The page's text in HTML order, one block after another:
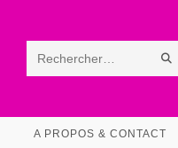
contentRechercher
ce
A PROPOS & CONTACT